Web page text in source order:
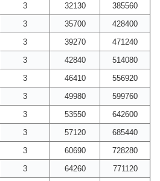
3 32130
385560
3 35700
428400
3 39270
471240
3 42840
514080
3 46410
556920
3 49980
599760
3 53550
642600
3 57120
685440
3 60690
728280
3 64260
771120